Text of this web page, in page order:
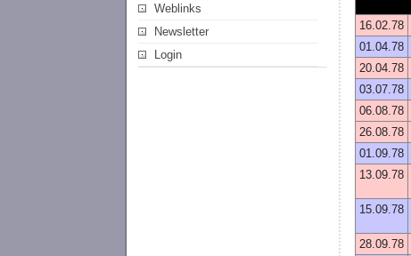
Weblinks
Newsletter
Login
16.02.78
01.04.78
20.04.78
03.07.78
06.08.78
26.08.78
01.09.78
13.09.78
15.09.78
28.09.78